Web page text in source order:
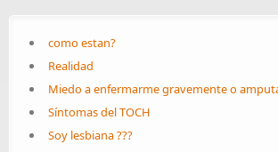
como estan?
Realidad
Miedo a enfermarme gravemente o
Síntomas del TOCH
Soy lesbiana ???